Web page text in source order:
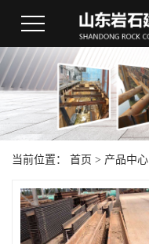
当前位置： 首页 > 产品中心